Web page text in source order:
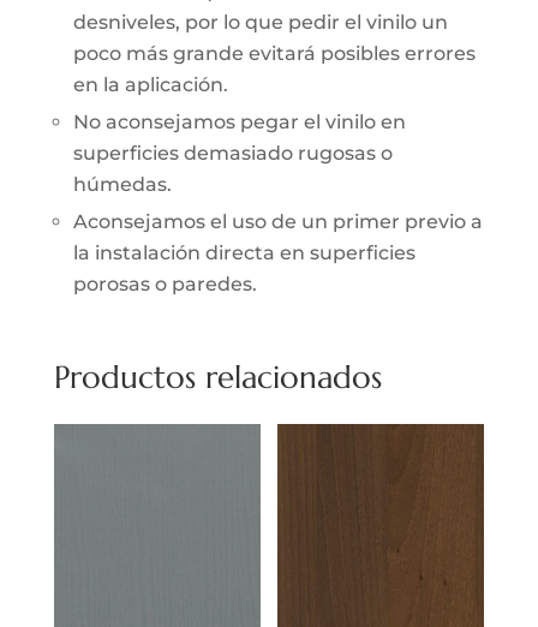
desniveles, por lo que pedir el vinilo un
poco más grande evitará posibles errores
en la aplicación.
No aconsejamos pegar el vinilo en
superficies demasiado rugosas o
húmedas.
Aconsejamos el uso de un primer previo a
la instalación directa en superficies
porosas o paredes.
Productos relacionados